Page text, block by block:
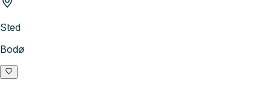
Sted
Bodø